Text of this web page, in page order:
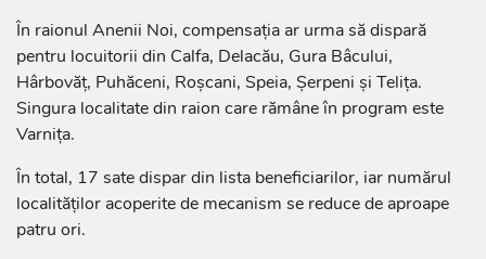
În raionul Anenii Noi, compensația ar urma să dispară
pentru locuitorii din Calfa, Delacău, Gura Bâcului,
Hârbovăț, Puhăceni, Roșcani, Speia, Șerpeni și Telița.
Singura localitate din raion care rămâne în program este
Varnița.
În total, 17 sate dispar din lista beneficiarilor, iar numărul
localităților acoperite de mecanism se reduce de aproape
patru ori.